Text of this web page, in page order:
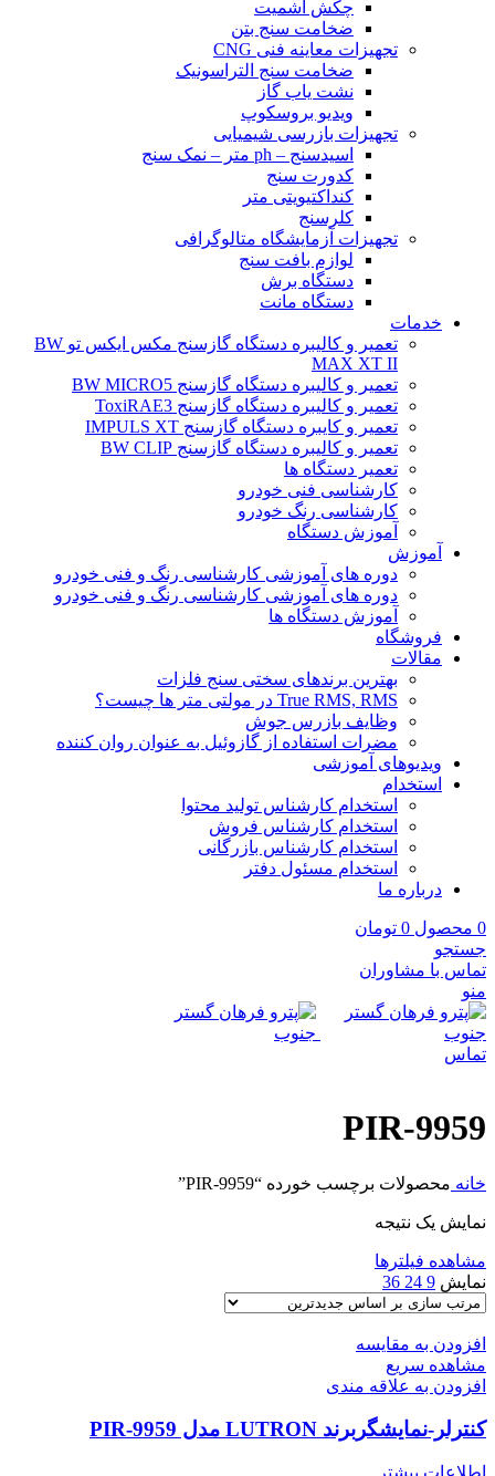
چکش اشمیت
ضخامت سنج بتن
تجهیزات معاینه فنی CNG
ضخامت سنج التراسونیک
نشت یاب گاز
ویدیو بروسکوپ
تجهیزات بازرسی شیمیایی
اسیدسنج – ph متر – نمک سنج
کدورت سنج
کنداکتیویتی متر
کلرسنج
تجهیزات آزمایشگاه متالوگرافی
لوازم بافت سنج
دستگاه برش
دستگاه مانت
خدمات
تعمیر و کالیبره دستگاه گازسنج مکس ایکس تو BW
MAX XT II
تعمیر و کالیبره دستگاه گازسنج BW MICRO5
تعمیر و کالیبره دستگاه گازسنج ToxiRAE3
تعمیر و کایبره دستگاه گازسنج IMPULS XT
تعمیر و کالیبره دستگاه گازسنج BW CLIP
تعمیر دستگاه ها
کارشناسی فنی خودرو
کارشناسی رنگ خودرو
آموزش دستگاه
آموزش
دوره های آموزشی کارشناسی رنگ و فنی خودرو
دوره های آموزشی کارشناسی رنگ و فنی خودرو
آموزش دستگاه ها
فروشگاه
مقالات
بهترین برندهای سختی سنج فلزات
True RMS, RMS در مولتی متر ها چیست؟
وظایف بازرس جوش
مضرات استفاده از گازوئیل به عنوان روان کننده
ویدیوهای آموزشی
استخدام
استخدام کارشناس تولید محتوا
استخدام کارشناس فروش
استخدام کارشناس بازرگانی
استخدام مسئول دفتر
درباره ما
0 محصول 0 تومان
جستجو
تماس با مشاوران
منو
تماس
PIR-9959
خانه محصولات برچسب خورده “PIR-9959”
نمایش یک نتیجه
مشاهده فیلترها
نمایش 9
24
36
افزودن به مقایسه
مشاهده سریع
افزودن به علاقه مندی
کنترلر-نمایشگربرند LUTRON مدل PIR-9959